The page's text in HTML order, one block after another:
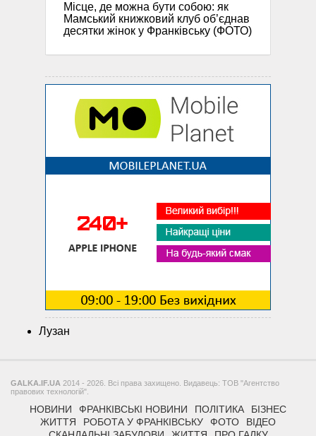
Місце, де можна бути собою: як
Мамський книжковий клуб об’єднав
десятки жінок у Франківську (ФОТО)
Лузан
GALKA.IF.UA 2014 - 2026. Всі права захищено. Видавець: ТОВ "Агентство
правових технологій".
НОВИНИ ФРАНКІВСЬКІ НОВИНИ ПОЛІТИКА
БІЗНЕС
ЖИТТЯ
РОБОТА У ФРАНКІВСЬКУ ФОТО
ВІДЕО